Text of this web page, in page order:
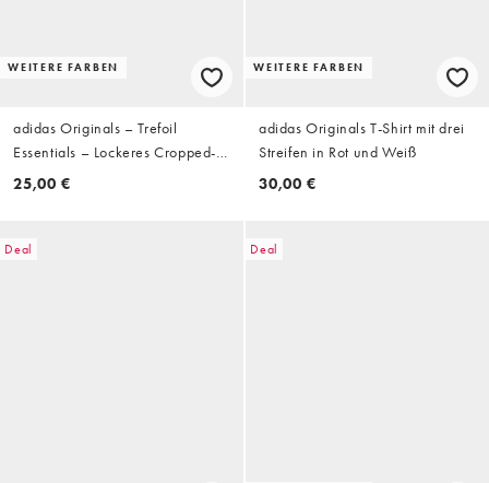
WEITERE FARBEN
adidas Originals – Trefoil
Essentials – Lockeres Cropped-T-
Shirt in dunklem Heidegrau
25,00 €
WEITERE FARBEN
adidas Originals T-Shirt mit drei
Streifen in Rot und Weiß
30,00 €
Deal Deal